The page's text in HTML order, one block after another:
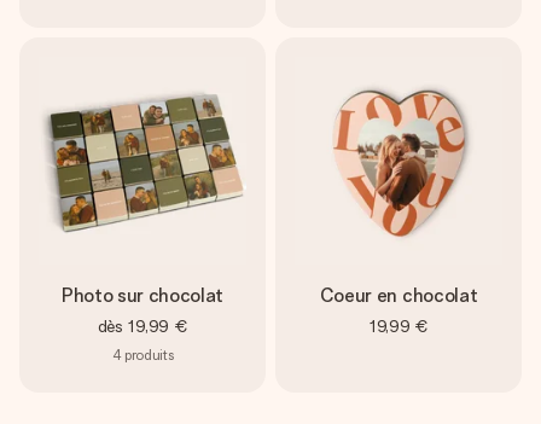
Photo sur chocolat
dès 19,99 €
4 produits
Coeur en chocolat
19,99 €